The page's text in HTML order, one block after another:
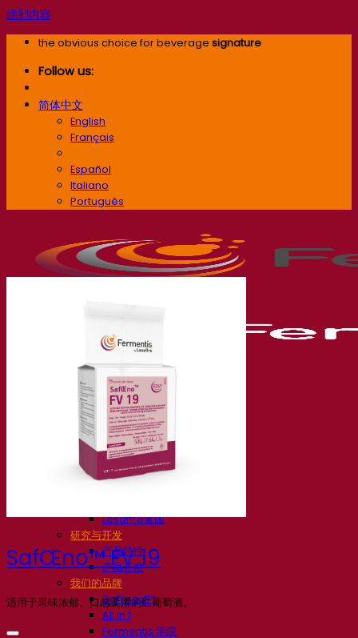
跳到内容
the obvious choice for beverage signature
Follow us:
简体中文
English
Français
Español
Italiano
Português
我们的公司
关于我们
发酵专家
Fermentis 园区
Lesaffre集团
研究与开发
产品特性
产品开发
我们的品牌
SafYeast™
All In 1
Fermentis 学院
SafŒno™ FV 19
适用于果味浓郁、口感柔滑的红葡萄酒。